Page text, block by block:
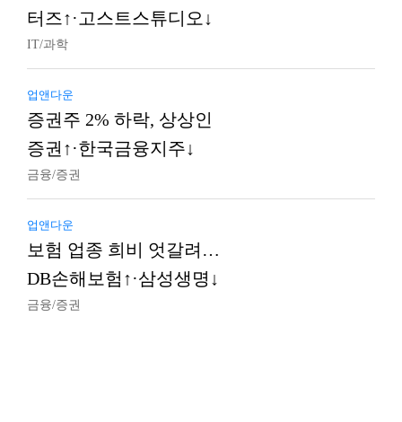
터즈↑·고스트스튜디오↓
IT/과학
업앤다운
증권주 2% 하락, 상상인
증권↑·한국금융지주↓
금융/증권
업앤다운
보험 업종 희비 엇갈려…
DB손해보험↑·삼성생명↓
금융/증권